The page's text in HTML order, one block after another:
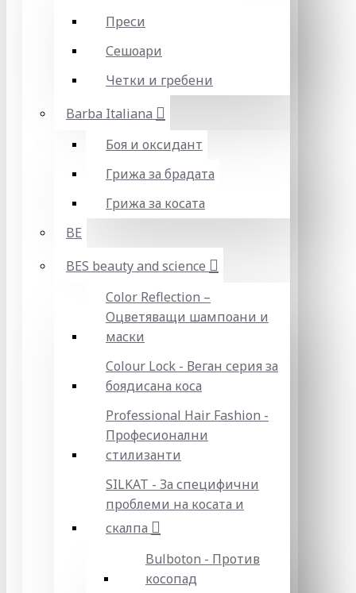
Преси
Сешоари
Четки и гребени
Barba Italiana
Боя и оксидант
Грижа за брадата
Грижа за косата
BE
BES beauty and science
Color Reflection –
Оцветяващи шампоани и
маски
Colour Lock - Веган серия за
боядисана коса
Professional Hair Fashion -
Професионални
стилизанти
SILKAT - За специфични
проблеми на косата и
скалпа
Bulboton - Против
косопад